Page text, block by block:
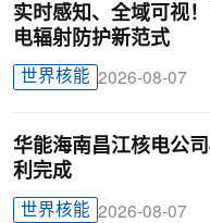
实时感知、全域可视
电辐射防护新范式
世界核能 2026-08-07
华能海南昌江核电公
利完成
世界核能 2026-08-07